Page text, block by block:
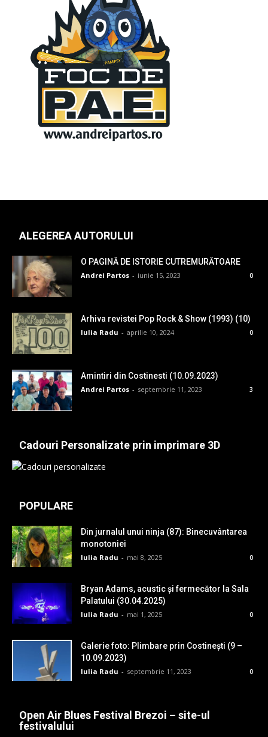
ALEGEREA AUTORULUI
O PAGINĂ DE ISTORIE CUTREMURĂTOARE
Andrei Partos - iunie 15, 2023 0
Arhiva revistei Pop Rock & Show (1993) (10)
Iulia Radu - aprilie 10, 2024 0
Amintiri din Costinesti (10.09.2023)
Andrei Partos - septembrie 11, 2023 3
Cadouri Personalizate prin imprimare 3D
POPULARE
Din jurnalul unui ninja (87): Binecuvântarea
monotoniei
Iulia Radu - mai 8, 2025 0
Bryan Adams, acustic și fermecător la Sala
Palatului (30.04.2025)
Iulia Radu - mai 1, 2025 0
Galerie foto: Plimbare prin Costinești (9 –
10.09.2023)
Iulia Radu - septembrie 11, 2023 0
Open Air Blues Festival Brezoi – site-ul
festivalului